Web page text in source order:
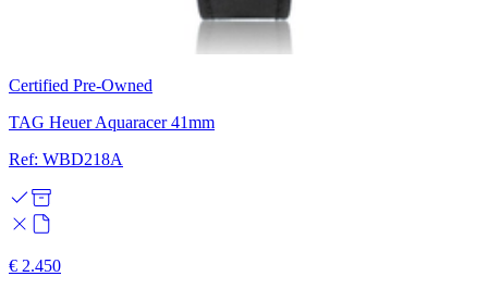
Certified Pre-Owned
TAG Heuer Aquaracer 41mm
Ref: WBD218A
€ 2.450